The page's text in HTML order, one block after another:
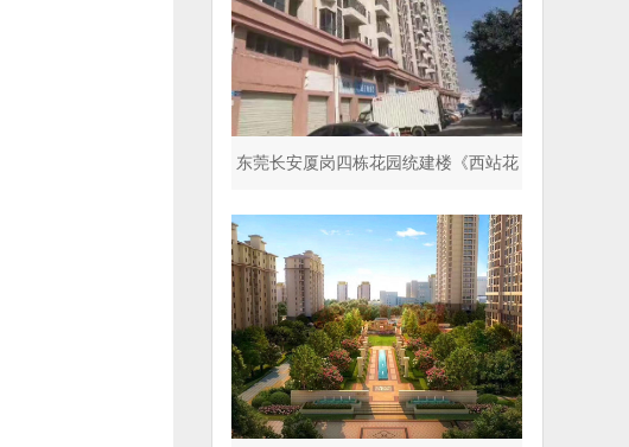
东莞长安厦岗四栋花园统建楼《西站花
园》封闭式小区